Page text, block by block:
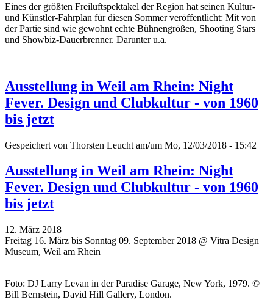
Eines der größten Freiluftspektakel der Region hat seinen Kultur-
und Künstler-Fahrplan für diesen Sommer veröffentlicht: Mit von
der Partie sind wie gewohnt echte Bühnengrößen, Shooting Stars
und Showbiz-Dauerbrenner. Darunter u.a.
Ausstellung in Weil am Rhein: Night
Fever. Design und Clubkultur - von 1960
bis jetzt
Gespeichert von Thorsten Leucht am/um Mo, 12/03/2018 - 15:42
Ausstellung in Weil am Rhein: Night
Fever. Design und Clubkultur - von 1960
bis jetzt
12. März 2018
Freitag 16. März bis Sonntag 09. September 2018 @ Vitra Design
Museum, Weil am Rhein
Foto: DJ Larry Levan in der Paradise Garage, New York, 1979. ©
Bill Bernstein, David Hill Gallery, London.